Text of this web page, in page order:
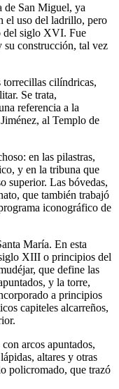
de San Miguel, ya
el uso del ladrillo, pero
del siglo XVI. Fue
construcción, tal vez
torrecillas cilíndricas,
Se trata,
referencia a la
al Templo de
en las pilastras,
y en la tribuna que
superior. Las bóvedas,
que también trabajó
iconográfico de
María. En esta
XIII o principios del
que define las
y la torre,
a principios
capiteles alcarreños,
arcos apuntados,
altares y otras
policromado, que trazó